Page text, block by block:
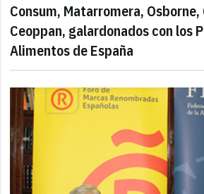
Consum, Matarromera, Osborne,
Ceoppan, galardonados con los
Alimentos de España